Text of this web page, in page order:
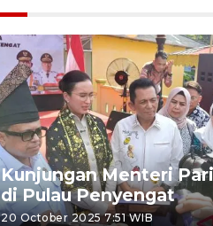
Kunjungan Menteri
di Pulau Penyengat
20 October 2025 7:51 WIB